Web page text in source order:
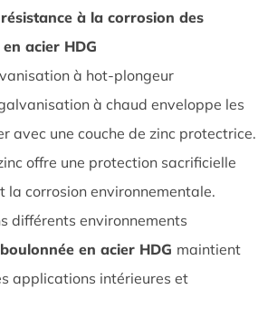
à la corrosion des
acier HDG
à hot-plongeur
à chaud enveloppe les
avec une couche de zinc protectrice.
offre une protection sacrificielle
la corrosion environnementale.
différents environnements
en acier HDG maintient
applications intérieures et